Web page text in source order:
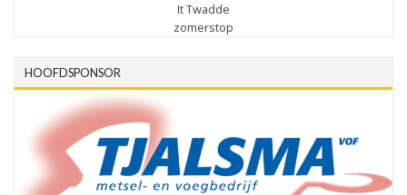
It Twadde
zomerstop
HOOFDSPONSOR